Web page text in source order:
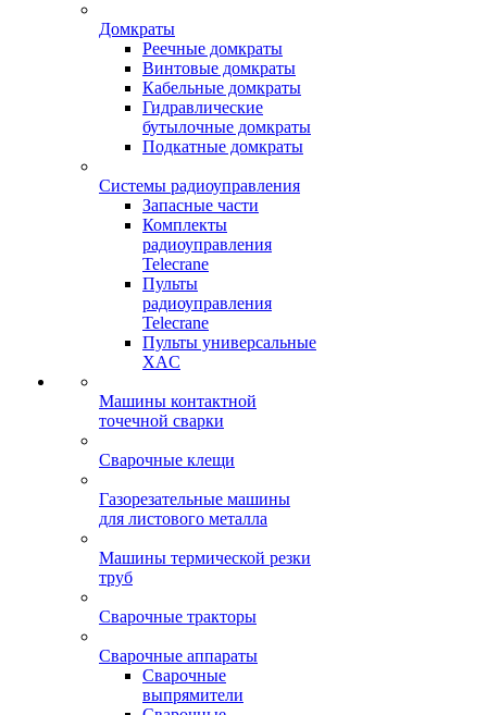
Домкраты
Реечные домкраты
Винтовые домкраты
Кабельные домкраты
Гидравлические
бутылочные домкраты
Подкатные домкраты
Системы радиоуправления
Запасные части
Комплекты
радиоуправления
Telecrane
Пульты
радиоуправления
Telecrane
Пульты универсальные
XAC
Машины контактной
точечной сварки
Сварочные клещи
Газорезательные машины
для листового металла
Машины термической резки
труб
Сварочные тракторы
Сварочные аппараты
Сварочные
выпрямители